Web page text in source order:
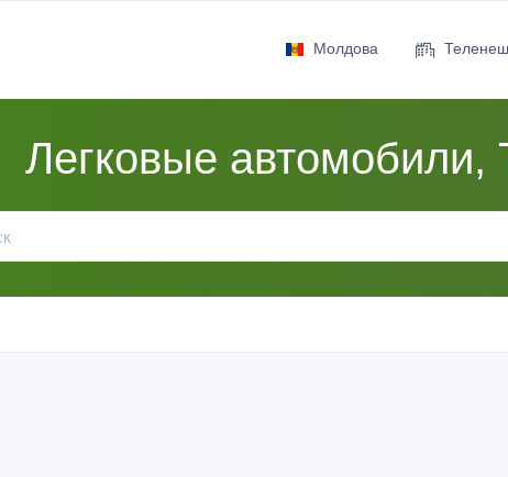
Молдова
Легковые автомобили,